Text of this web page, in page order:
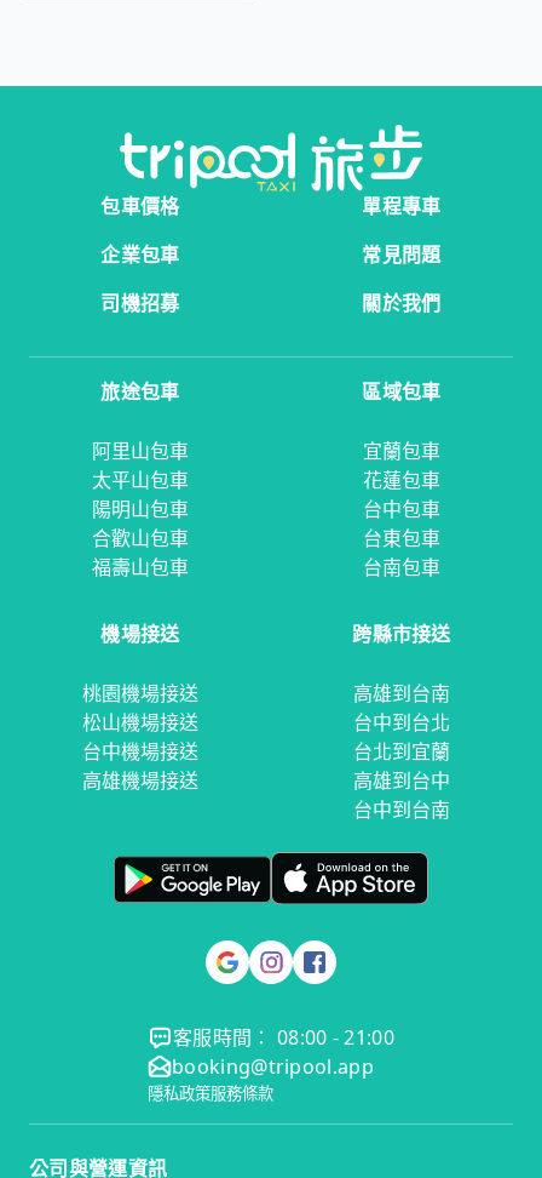
包車價格
單程專車
企業包車
常見問題
司機招募
關於我們
旅途包車
阿里山包車
太平山包車
陽明山包車
合歡山包車
福壽山包車
區域包車
宜蘭包車
花蓮包車
台中包車
台東包車
台南包車
機場接送
桃園機場接送
松山機場接送
台中機場接送
高雄機場接送
跨縣市接送
高雄到台南
台中到台北
台北到宜蘭
高雄到台中
台中到台南
客服時間： 08:00 - 21:00
booking@tripool.app
隱私政策服務條款
公司與營運資訊